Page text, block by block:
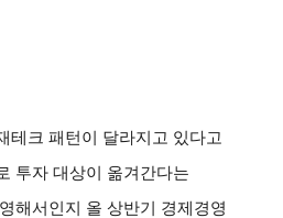
테크 패턴이 달라지고 있다고
투자 대상이 옮겨간다는
해서인지 올 상반기 경제경영